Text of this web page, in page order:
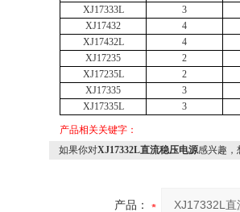
XJ17333L
3
XJ17432
4
XJ17432L
4
XJ17235
2
XJ17235L
2
XJ17335
3
XJ17335L
3
产品相关关键字：
如果你对XJ17332L直流稳压电源感兴趣，
产品：